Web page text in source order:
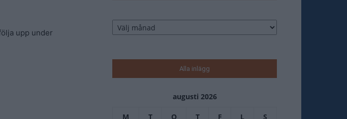
upp under
Artikelarkiv
Alla inlägg
augusti 2026
M T O T F L S